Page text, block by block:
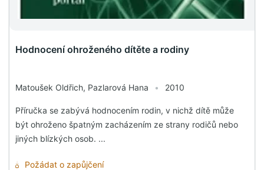
Hodnocení ohroženého dítěte a rodiny
Matoušek Oldřich, Pazlarová Hana • 2010
Příručka se zabývá hodnocením rodin, v nichž dítě může
být ohroženo špatným zacházením ze strany rodičů nebo
jiných blízkých osob. ...
Požádat o zapůjčení